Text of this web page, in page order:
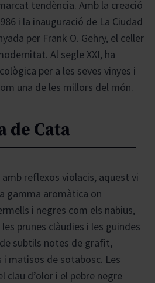
tendència. Amb la creació
i la inauguració de La Ciudad
per Frank O. Gehry, el celler
Al segle XXI, ha
per a les seves vinyes i
una de les millors del món.
de Cata
reflexos violacis, aquest vi
gamma aromàtica on
i negres com els nabius,
prunes clàudies i les guindes
subtils notes de grafit,
i matisos de sotabosc. Les
clau d’olor i el pebre negre